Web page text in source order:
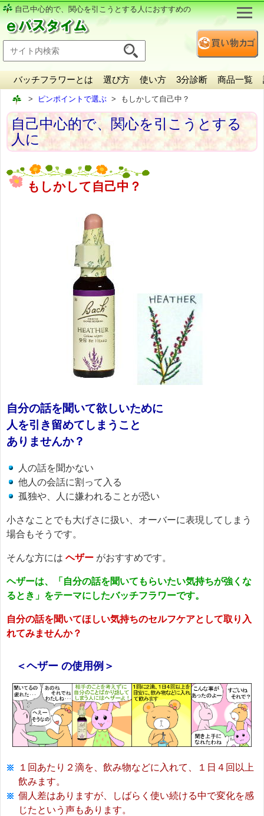
自己中心的で、関心を引こうとする人におすすめの
バッチフラワーとは 選び方 使い方 3分診断 商品一覧
ピンポイントで選ぶ もしかして自己中？
自己中心的で、関心を引こうとする
人に
もしかして自己中？
自分の話を聞いて欲しいために
人を引き留めてしまうこと
ありませんか？
人の話を聞かない
他人の会話に割って入る
孤独や、人に嫌われることが恐い
小さなことでも大げさに扱い、オーバーに表現してしまう
場合もそうです。
そんな方には ヘザー がおすすめです。
ヘザーは、「自分の話を聞いてもらいたい気持ちが強くな
るとき」をテーマにしたバッチフラワーです。
自分の話を聞いてほしい気持ちのセルフケアとして取り入
れてみませんか？
＜ヘザー の使用例＞
１回あたり２滴を、飲み物などに入れて、１日４回以上
飲みます。
個人差はありますが、しばらく使い続ける中で変化を感
じたという声もあります。